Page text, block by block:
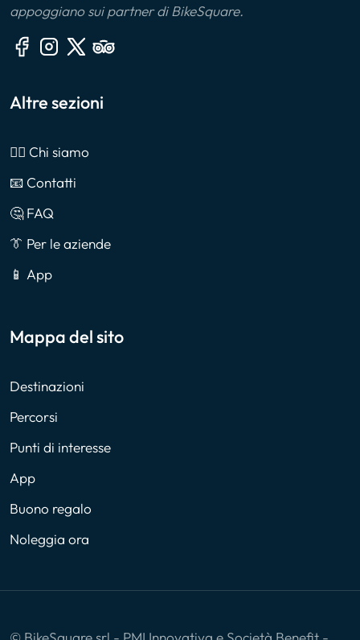
appoggiano sui partner di BikeSquare.
Altre sezioni
🙎‍♂️ Chi siamo
📧 Contatti
🤔 FAQ
👔 Per le aziende
📱 App
Mappa del sito
Destinazioni
Percorsi
Punti di interesse
App
Buono regalo
Noleggia ora